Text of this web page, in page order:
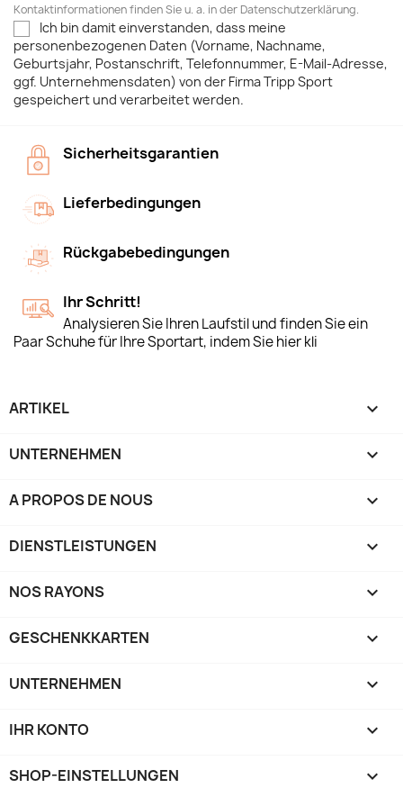
Kontaktinformationen finden Sie u. a. in der Datenschutzerklärung.
Ich bin damit einverstanden, dass meine
personenbezogenen Daten (Vorname, Nachname,
Geburtsjahr, Postanschrift, Telefonnummer, E-Mail-Adresse,
ggf. Unternehmensdaten) von der Firma Tripp Sport
gespeichert und verarbeitet werden.
Sicherheitsgarantien
Lieferbedingungen
Rückgabebedingungen
Ihr Schritt!
Analysieren Sie Ihren Laufstil und finden Sie ein
Paar Schuhe für Ihre Sportart, indem Sie hier kli
ARTIKEL 
UNTERNEHMEN 
A PROPOS DE NOUS 
DIENSTLEISTUNGEN 
NOS RAYONS 
GESCHENKKARTEN 
UNTERNEHMEN 
IHR KONTO 
SHOP-EINSTELLUNGEN keyboard_arrow_down